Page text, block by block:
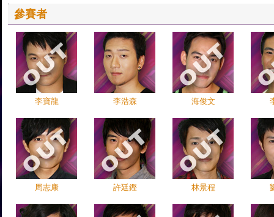
參賽者
李寶龍 李浩森 海俊文
周志康 許廷鏗 林景程